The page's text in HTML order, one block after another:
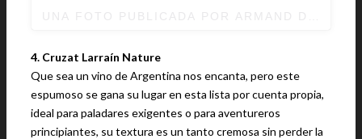
4. Cruzat Larraín Nature
Que sea un vino de Argentina nos encanta, pero este
espumoso se gana su lugar en esta lista por cuenta propia,
ideal para paladares exigentes o para aventureros
principiantes, su textura es un tanto cremosa sin perder la